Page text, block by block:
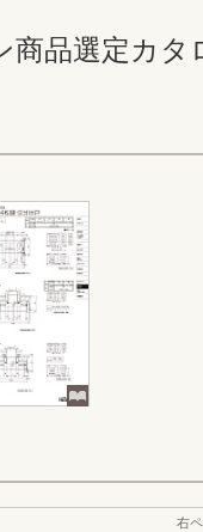
商品選定カタ
右